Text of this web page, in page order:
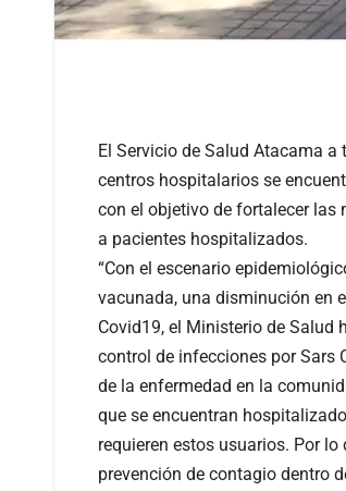
El Servicio de Salud Atacama
centros hospitalarios se
con el objetivo de fortalecer las
a pacientes hospitalizados.
“Con el escenario
vacunada, una disminución en
Covid19, el Ministerio de Salud
control de infecciones por Sars
de la enfermedad en la
que se encuentran
requieren estos usuarios. Por
prevención de contagio dentro